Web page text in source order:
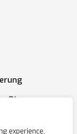
experience,
Die